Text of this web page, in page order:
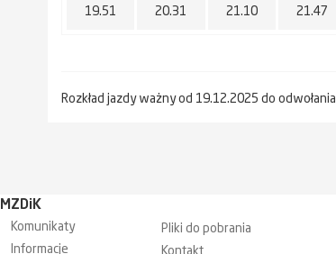
19.51 20.31 21.10 21.47
Rozkład jazdy ważny od 19.12.2025 do odwołania
MZDiK
Komunikaty
Informacje
Pliki do pobrania